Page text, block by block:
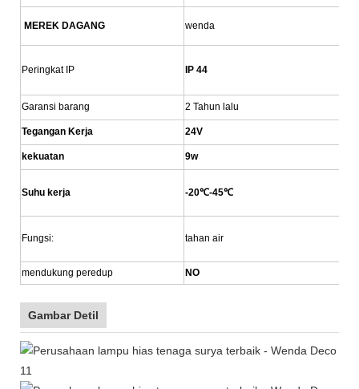
MEREK DAGANG wenda
Peringkat IP IP 44
Garansi barang 2 Tahun lalu
Tegangan Kerja 24V
kekuatan 9w
Suhu kerja -20℃-45℃
Fungsi: tahan air
mendukung peredup NO
Gambar Detil